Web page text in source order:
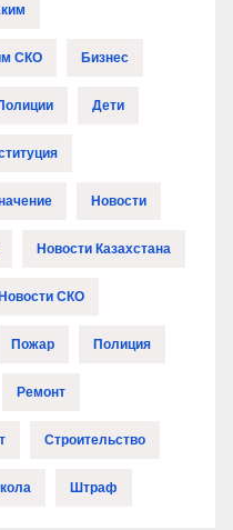
СКО Бизнес
Дети
Новости
Новости Казахстана
СКО
Пожар Полиция
Ремонт
Строительство
Штраф